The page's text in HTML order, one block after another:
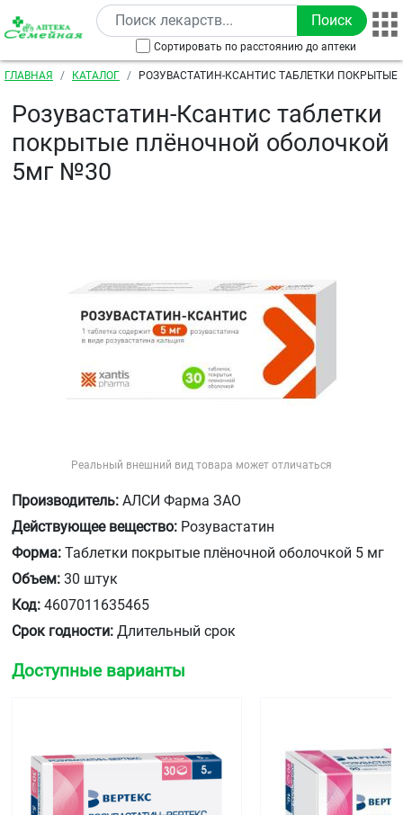
Перейти к основному содержанию
Сортировать по расстоянию до аптеки
Строка навигации
ГЛАВНАЯ КАТАЛОГ
РОЗУВАСТАТИН-КСАНТИС ТАБЛЕТКИ
Розувастатин-Ксантис таблетки
покрытые плёночной оболочкой
5мг №30
Реальный внешний вид товара может отличаться
Производитель: АЛСИ Фарма ЗАО
Действующее вещество: Розувастатин
Форма: Таблетки покрытые плёночной оболочкой 5 мг
Объем: 30 штук
Код: 4607011635465
Срок годности: Длительный срок
Доступные варианты